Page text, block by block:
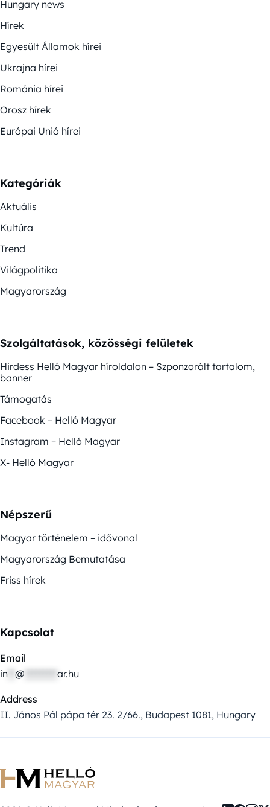
Hungary news
Hírek
Egyesült Államok hírei
Ukrajna hírei
Románia hírei
Orosz hírek
Európai Unió hírei
Kategóriák
Aktuális
Kultúra
Trend
Világpolitika
Magyarország
Szolgáltatások, közösségi felületek
Hirdess Helló Magyar híroldalon – Szponzorált tartalom,
banner
Támogatás
Facebook – Helló Magyar
Instagram – Helló Magyar
X- Helló Magyar
Népszerű
Magyar történelem – idővonal
Magyarország Bemutatása
Friss hírek
Kapcsolat
Email
in @ ar.hu
Address
II. János Pál pápa tér 23. 2/66., Budapest 1081, Hungary